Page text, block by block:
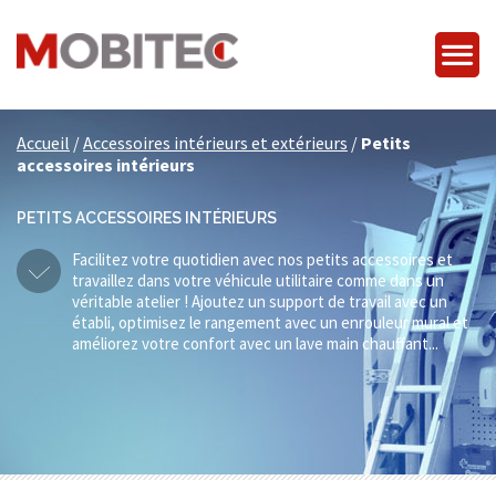
Accueil /Accessoires intérieurs et extérieurs / Petits
accessoires intérieurs
PETITS ACCESSOIRES INTÉRIEURS
Facilitez votre quotidien avec nos petits accessoires et
travaillez dans votre véhicule utilitaire comme dans un
véritable atelier ! Ajoutez un support de travail avec un
établi, optimisez le rangement avec un enrouleur mural et
améliorez votre confort avec un lave main chauffant...